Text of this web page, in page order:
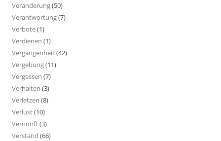
Veränderung(50)
Verantwortung(7)
Verbote(1)
Verdienen (1)
Vergangenheit(42)
Vergebung(11)
Vergessen (7)
Verhalten (3)
Verletzen (8)
Verlust(10)
Vernunft(3)
Verstand (66)